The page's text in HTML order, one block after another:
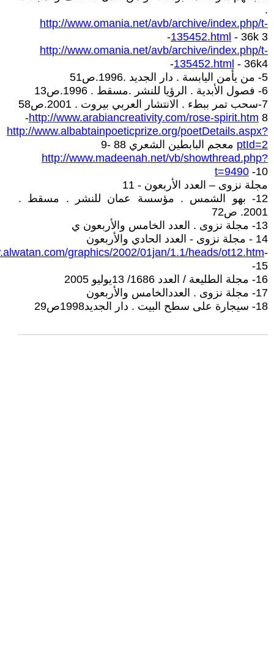
.
http://www.omania.net/avb/archive/index.php/t-
135452.html - 36k 3-
http://www.omania.net/avb/archive/index.php/t-
135452.html - 36k4-
5- من يأمن اليابسة . دار الجديد .1996.ص51
6- فصول الأبدية . الرؤيا للنشر .مسقط . 1996.ص13
7-سحب تمر ببطء . الانتشار العربي بيروت . 2001.ص58
http://www.arabiancreativity.com/rose-spirit.htm 8-
http://www.albabtainpoeticprize.org/poetDetails.aspx?
ptId=2 معجم البابطين الشعري 88 -9
http://www.madeenah.net/vb/showthread.php?
t=9490 -10
مجلة نزوى – العدد الأربعون - 11
12- بهو الشمس . مؤسسة عمان للنشر . مسقط .
2001. ص72
13- مجلة نزوى . العدد الخامس والأربعون ي
14 - مجلة نزوى - العدد الحادي والأربعون
graphics/2002/01jan/1.1/heads/ot12.htm-
-15
16- مجلة الطليعة / العدد 1686/ 13يوليو 2005
17- مجلة نزوى . العددالخامس والأربعون
18- سيجارة على سطح البيت . دار الجديد1998ص29